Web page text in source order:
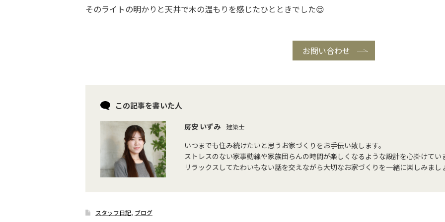
そのライトの明かりと天井で木の温もりを感じたひとときでした😌
お問い合わせ
この記事を書いた人
房安 いずみ 建築士
いつまでも住み続けたいと思うお家づくりをお手伝い致します。
ストレスのない家事動線や家族団らんの時間が楽しくなるような設計を心掛けてい
リラックスしてたわいもない話を交えながら大切なお家づくりを一緒に楽しみまし
スタッフ日記, ブログ